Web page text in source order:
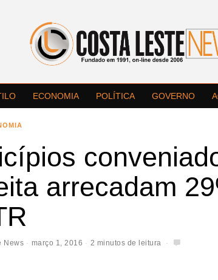
ECONOMIA POLÍTICA GOVERNO
arrecadam
News março 1, 2016 2 minutos de leitura